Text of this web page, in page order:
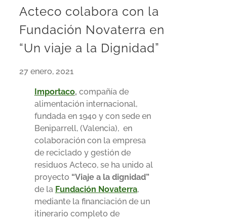
Acteco colabora con la
Fundación Novaterra en
“Un viaje a la Dignidad”
27 enero, 2021
Importaco, compañía de
alimentación internacional,
fundada en 1940 y con sede en
Beniparrell, (Valencia), en
colaboración con la empresa
de reciclado y gestión de
residuos Acteco, se ha unido al
proyecto “Viaje a la dignidad”
de la Fundación Novaterra,
mediante la financiación de un
itinerario completo de